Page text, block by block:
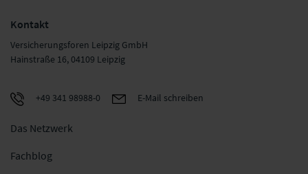
Kontakt
Versicherungsforen Leipzig GmbH
Hainstraße 16, 04109 Leipzig
+49 341 98988-0 E-Mail schreiben
Das Netzwerk
Fachblog